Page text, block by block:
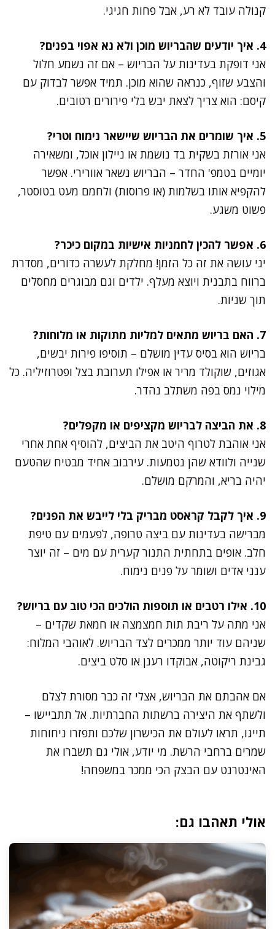
קנולה עובד לא רע, אבל פחות חגיגי.
4. איך יודעים שהבריוש מוכן ולא נא אפוי בפנים?
אני דופקת בעדינות על הבריוש – אם זה נשמע חלול
והצבע שזוף, כנראה שהוא מוכן. תמיד אפשר לבדוק עם
קיסם: הוא צריך לצאת יבש בלי פירורים רטובים.
5. איך שומרים את הבריוש שיישאר נימוח וטרי?
אני אורזת בשקית בד נושמת או ניילון אוכל, ומשאירה
יומיים בטמפ' החדר – הבריוש נשאר אוורירי. אפשר
להקפיא אותו בשלמות (או פרוסות) ולחמם מעט בטוסטר,
פשוט משגע.
6. אפשר להכין לחמניות אישיות במקום כיכר?
יני עושה את זה כל הזמן! מחלקת לעשרה כדורים, מסדרת
ברווח בתבנית ויוצא מעלף. ילדים וגם מבוגרים מחסלים
תוך שניות.
7. האם בריוש מתאים למליות מתוקות או מלוחות?
בריוש הוא בסיס עדין מושלם – תוסיפו פירות יבשים,
אגוזים, שוקולד מריר או אפילו תערובת בצל ופטרוזיליה. כל
מילוי נמס בפה משתלב נהדר.
8. את הביצה לבריוש מקציפים או מקפלים?
אני אוהבת לטרוף היטב את הביצים, להוסיף אחת אחרי
שנייה ולוודא שהן נטמעות. עירבוב אחיד מבטיח שהטעם
יהיה בריא, והמרקם מושלם.
9. איך לקבל קראסט מבריק בלי לייבש את הפנים?
מברישה בעדינות עם ביצה טרופה, לפעמים עם טיפת
חלב. אופים בתחתית התנור קערית עם מים – זה יוצר
ענני אדים ושומר על פנים נימוח.
10. אילו רטבים או תוספות הולכים הכי טוב עם בריוש?
אני מתה על ריבת תות חמצמצה או חמאת שקדים –
שניהם עוד יותר ממכרים לצד הבריוש. לאוהבי המלוח:
גבינת ריקוטה, אבוקדו רענן או סלט ביצים.
אם אהבתם את הבריוש, אצלי זה כבר מסורת לצלם
ולשתף את היצירה ברשתות החברתיות. אל תתביישו –
תייגו, תראו לעולם את הכישרון שלכם ותפזרו ניחוחות
שמרים ברחבי הרשת. מי יודע, אולי גם תשברו את
האינטרנט עם הבצק הכי ממכר במשפחה!
אולי תאהבו גם: